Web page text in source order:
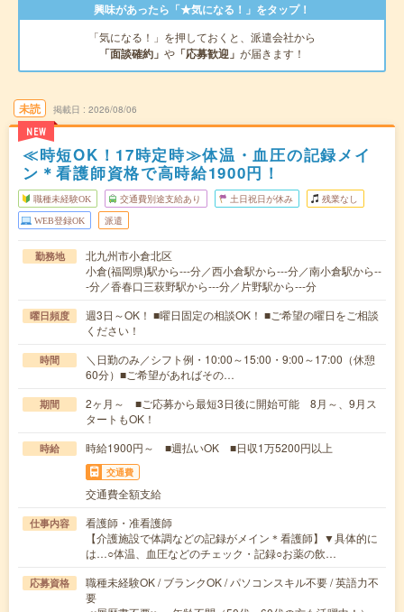
興味があったら「★気になる！」をタップ！
「気になる！」を押しておくと、派遣会社から
「面談確約」 や 「応募歓迎」 が届きます！
未読
NEW
掲載日 2026/08/06
≪時短OK！17時定時≫体温・血圧の記録メイ
ン＊看護師資格で高時給1900円！
職種未経験OK 交通費別途支給あり 土日祝日が休み 残業なし
WEB登録OK 派遣
勤務地
北九州市小倉北区
小倉(福岡県)駅から---分／西小倉駅から---分／南小倉駅から--
-分／香春口三萩野駅から---分／片野駅から---分
曜日頻度
週3日～OK！ ■曜日固定の相談OK！ ■ご希望の曜日をご相談
ください！
時間
＼日勤のみ／シフト例・10:00～15:00・9:00～17:00（休憩
60分）■ご希望があればその…
期間
2ヶ月～ ■ご応募から最短3日後に開始可能 8月～、9月ス
タートもOK！
時給 時給1900円～ ■週払いOK ■日収1万5200円以上
交通費
交通費全額支給
仕事内容
看護師・准看護師
【介護施設で体調などの記録がメイン＊看護師】▼具体的に
は…○体温、血圧などのチェック・記録○お薬の飲…
応募資格
職種未経験OK / ブランクOK / パソコンスキル不要 / 英語力不
要